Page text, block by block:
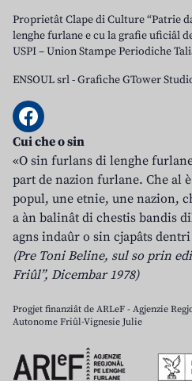
Proprietât Clape di Culture “Patrie
lenghe furlane e cu la grafie uficiâl
USPI – Union Stampe Periodiche
ENSOUL srl-Grafiche GTower
Cui che o sin
«O sin furlans di lenghe
part de nazion furlane. Che al
popul, une etnie, une nazion,
a àn balinât di chestis bandis
agns indaûr o sin cjapâts
(Pre Toni Beline, sul so prin
Friûl”, Dicembar 1978)
Progjet finanziât de ARLeF - Agjenzie
Autonome Friûl-Vignesie Julie